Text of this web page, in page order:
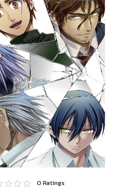
0 Ratings